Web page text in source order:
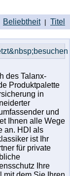
Beliebtheit Titel
des Talanx-
Produktpalette
in
und
Ihnen alle Wege
an. HDI als
ist Ihr
für private
Ihre